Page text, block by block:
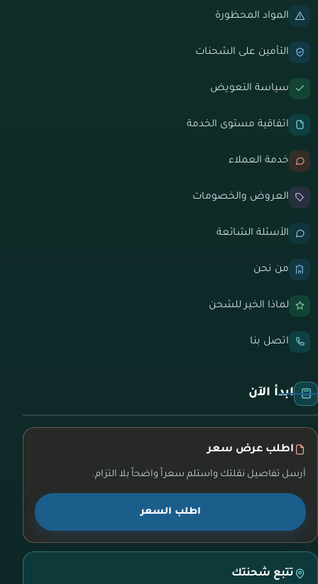
المواد المحظورة
التأمين على الشحنات
سياسة التعويض
اتفاقية مستوى الخدمة
خدمة العملاء
العروض والخصومات
الأسئلة الشائعة
من نحن
لماذا الخير للشحن
اتصل بنا
ابدأ الآن
اطلب عرض سعر
أرسل تفاصيل نقلتك واستلم سعراً واضحاً بلا التزام.
اطلب السعر
تتبع شحنتك